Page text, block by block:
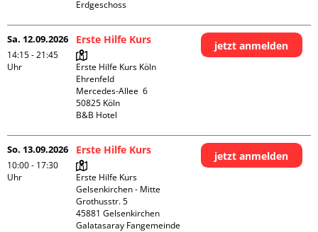
Erdgeschoss
Sa. 12.09.2026
14:15 - 21:45
Uhr
Erste Hilfe Kurs
Erste Hilfe Kurs Köln
Ehrenfeld
Mercedes-Allee  6
50825 Köln
B&B Hotel
jetzt anmelden
So. 13.09.2026
10:00 - 17:30
Uhr
Erste Hilfe Kurs
Erste Hilfe Kurs
Gelsenkirchen - Mitte
Grothusstr. 5
45881 Gelsenkirchen
Galatasaray Fangemeinde
jetzt anmelden